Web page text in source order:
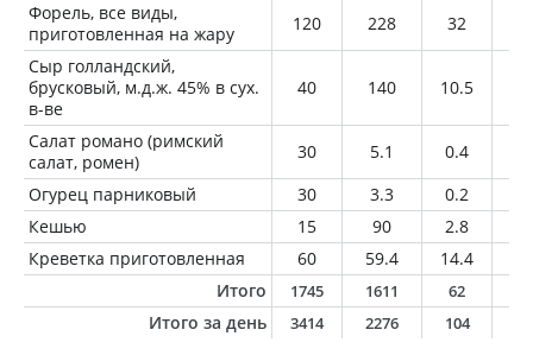
Форель, все виды,
приготовленная на жару
120 228 32
Сыр голландский,
брусковый, м.д.ж. 45% в сух.
в-ве
40 140 10.5
Салат романо (римский
салат, ромен)
30 5.1 0.4
Огурец парниковый
30 3.3 0.2
Кешью
15 90 2.8
Креветка приготовленная
60 59.4 14.4
Итого
1745 1611 62
Итого за день 3414 2276 104